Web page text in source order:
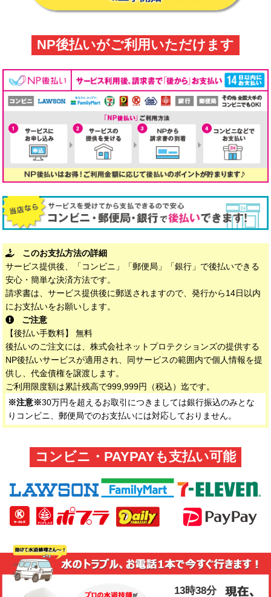
NP後払いがご利用いただけます
このお支払方法の詳細
サービス提供後、「コンビニ」「郵便局」「銀行」で後払いできる
安心・簡単な決済方法です。
請求書は、サービス提供後に郵送されますので、発行から14日以内
にお支払いをお願いします。
ご注意
【後払い手数料】 無料
後払いのご注文には、株式会社ネットプロテクションズの提供する
NP後払いサービスが適用され、同サービスの範囲内で個人情報を提
供し、代金債権を譲渡します。
ご利用限度額は累計残高で999,999円（税込）迄です。
※注意※30万円を超えるお取引につきましては銀行振込のみとな
りコンビニ、郵便局でのお支払いには対応しておりません。
コンビニ・PAYPAYも支払い可能
13時38分